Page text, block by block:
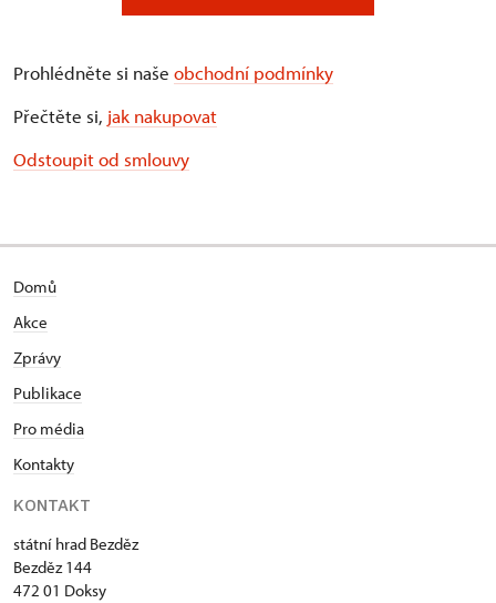
Prohlédněte si naše obchodní podmínky
Přečtěte si, jak nakupovat
Odstoupit od smlouvy
Domů
Akce
Zprávy
Publikace
Pro média
Kontakty
KONTAKT
státní hrad Bezděz
Bezděz 144
472 01 Doksy